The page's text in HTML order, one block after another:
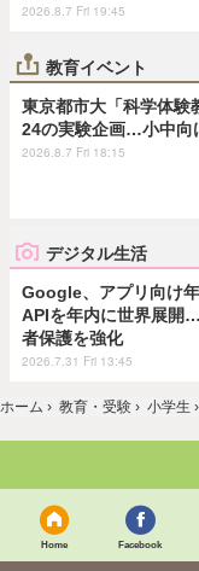
2026.8.7 Fri 19:45
教育イベント
東京都市大「科学体験
24の実験企画…小中向
2026.8.7 Fri 18:15
デジタル生活
Google、アプリ向け
APIを年内に世界展開
者保護を強化
2026.7.31 Fri 13:45
ホーム › 教育・受験 › 小学生 ›
Home Facebook